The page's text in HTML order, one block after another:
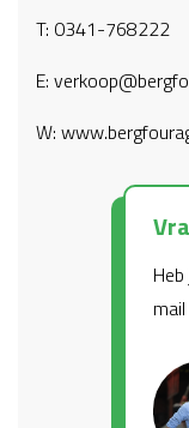
T: 0341-768222
E:
W: